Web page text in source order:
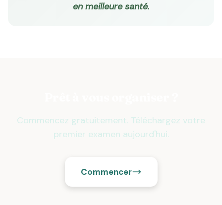
en meilleure santé.
Commencez gratuitement. Téléchargez votre
premier examen aujourd'hui.
Commencer